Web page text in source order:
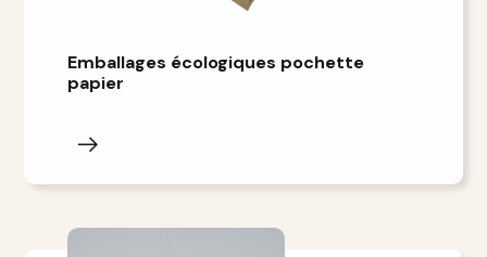
Emballages écologiques pochette
papier